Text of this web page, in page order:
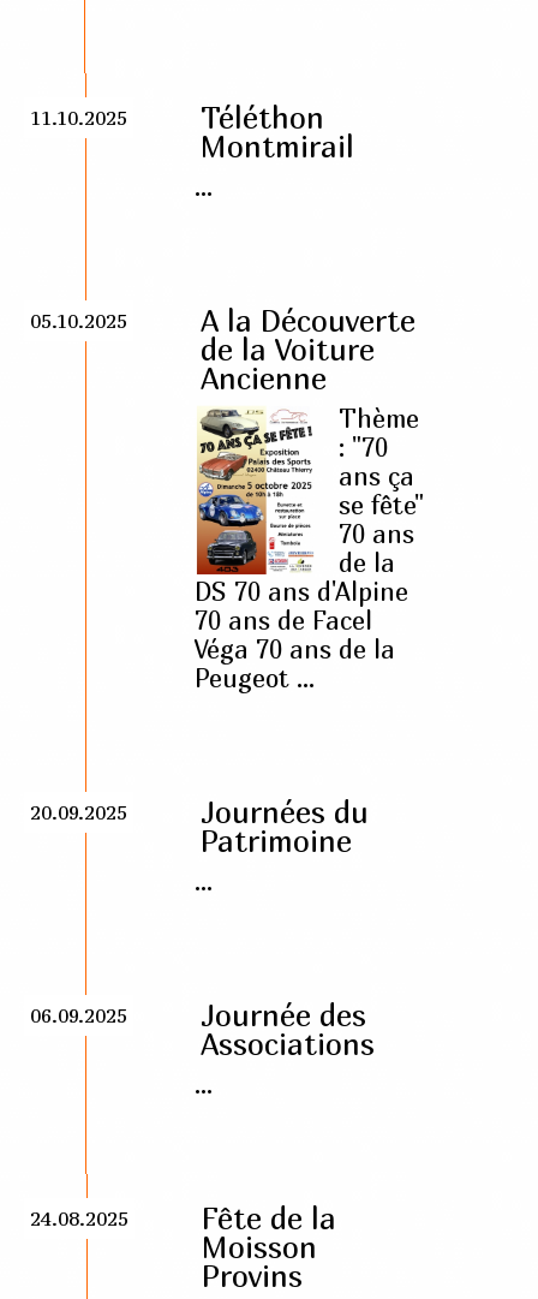
11.10.2025
Téléthon
Montmirail
...
05.10.2025
A la Découverte
de la Voiture
Ancienne
Thème
: "70
ans ça
se fête"
70 ans
de la
DS 70 ans d'Alpine
70 ans de Facel
Véga 70 ans de la
Peugeot ...
20.09.2025
Journées du
Patrimoine
...
06.09.2025
Journée des
Associations
...
24.08.2025
Fête de la
Moisson
Provins